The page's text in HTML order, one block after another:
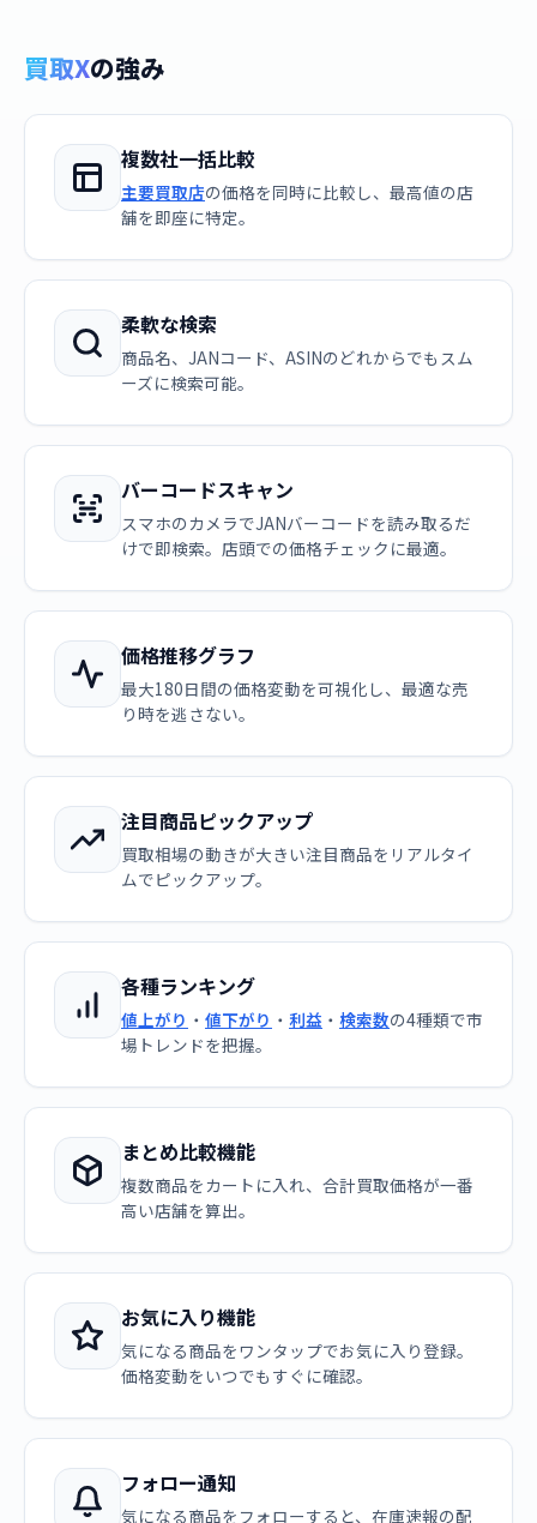
買取Xの強み
複数社一括比較
主要買取店の価格を同時に比較し、最高値の店
舗を即座に特定。
柔軟な検索
商品名、JANコード、ASINのどれからでもスム
ーズに検索可能。
バーコードスキャン
スマホのカメラでJANバーコードを読み取るだ
けで即検索。店頭での価格チェックに最適。
価格推移グラフ
最大180日間の価格変動を可視化し、最適な売
り時を逃さない。
注目商品ピックアップ
買取相場の動きが大きい注目商品をリアルタイ
ムでピックアップ。
各種ランキング
値上がり ・ 値下がり ・ 利益 ・ 検索数の4種類で市
場トレンドを把握。
まとめ比較機能
複数商品をカートに入れ、合計買取価格が一番
高い店舗を算出。
お気に入り機能
気になる商品をワンタップでお気に入り登録。
価格変動をいつでもすぐに確認。
フォロー通知
気になる商品をフォローすると、在庫速報の配